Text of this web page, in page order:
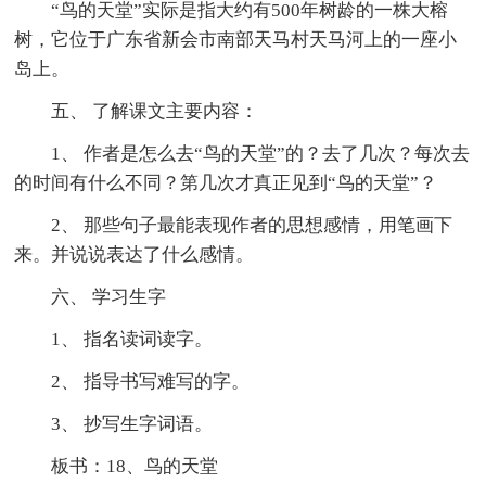
“鸟的天堂”实际是指大约有500年树龄的一株大榕
树，它位于广东省新会市南部天马村天马河上的一座小
岛上。
五、 了解课文主要内容：
1、 作者是怎么去“鸟的天堂”的？去了几次？每次去
的时间有什么不同？第几次才真正见到“鸟的天堂”？
2、 那些句子最能表现作者的思想感情，用笔画下
来。并说说表达了什么感情。
六、 学习生字
1、 指名读词读字。
2、 指导书写难写的字。
3、 抄写生字词语。
板书：18、鸟的天堂